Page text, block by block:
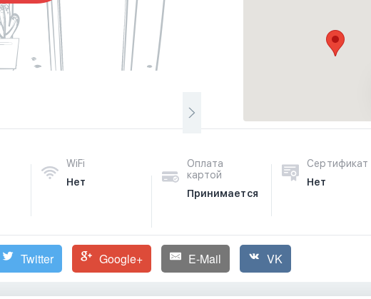
WiFi
Нет
Оплата
картой
Принимается
Сертификат
Нет
Twitter Google+ E-Mail VK